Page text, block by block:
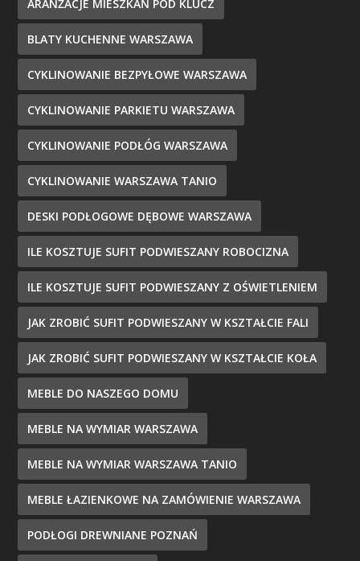
ARANŻACJE MIESZKAŃ POD KLUCZ
BLATY KUCHENNE WARSZAWA
CYKLINOWANIE BEZPYŁOWE WARSZAWA
CYKLINOWANIE PARKIETU WARSZAWA
CYKLINOWANIE PODŁÓG WARSZAWA
CYKLINOWANIE WARSZAWA TANIO
DESKI PODŁOGOWE DĘBOWE WARSZAWA
ILE KOSZTUJE SUFIT PODWIESZANY ROBOCIZNA
ILE KOSZTUJE SUFIT PODWIESZANY Z OŚWIETLENIEM
JAK ZROBIĆ SUFIT PODWIESZANY W KSZTAŁCIE FALI
JAK ZROBIĆ SUFIT PODWIESZANY W KSZTAŁCIE KOŁA
MEBLE DO NASZEGO DOMU
MEBLE NA WYMIAR WARSZAWA
MEBLE NA WYMIAR WARSZAWA TANIO
MEBLE ŁAZIENKOWE NA ZAMÓWIENIE WARSZAWA
PODŁOGI DREWNIANE POZNAŃ